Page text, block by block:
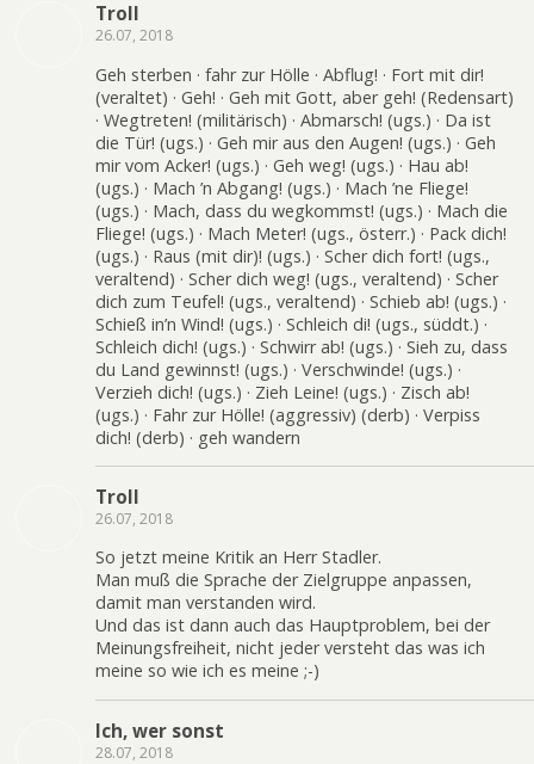
Troll
26.07, 2018
Geh sterben · fahr zur Hölle · Abflug! · Fort mit dir!
(veraltet) · Geh! · Geh mit Gott, aber geh! (Redensart)
· Wegtreten! (militärisch) · Abmarsch! (ugs.) · Da ist
die Tür! (ugs.) · Geh mir aus den Augen! (ugs.) · Geh
mir vom Acker! (ugs.) · Geh weg! (ugs.) · Hau ab!
(ugs.) · Mach ’n Abgang! (ugs.) · Mach ’ne Fliege!
(ugs.) · Mach, dass du wegkommst! (ugs.) · Mach die
Fliege! (ugs.) · Mach Meter! (ugs., österr.) · Pack dich!
(ugs.) · Raus (mit dir)! (ugs.) · Scher dich fort! (ugs.,
veraltend) · Scher dich weg! (ugs., veraltend) · Scher
dich zum Teufel! (ugs., veraltend) · Schieb ab! (ugs.) ·
Schieß in’n Wind! (ugs.) · Schleich di! (ugs., süddt.) ·
Schleich dich! (ugs.) · Schwirr ab! (ugs.) · Sieh zu, dass
du Land gewinnst! (ugs.) · Verschwinde! (ugs.) ·
Verzieh dich! (ugs.) · Zieh Leine! (ugs.) · Zisch ab!
(ugs.) · Fahr zur Hölle! (aggressiv) (derb) · Verpiss
dich! (derb) · geh wandern
Troll
26.07, 2018
So jetzt meine Kritik an Herr Stadler.
Man muß die Sprache der Zielgruppe anpassen,
damit man verstanden wird.
Und das ist dann auch das Hauptproblem, bei der
Meinungsfreiheit, nicht jeder versteht das was ich
meine so wie ich es meine ;-)
Ich, wer sonst
28.07, 2018